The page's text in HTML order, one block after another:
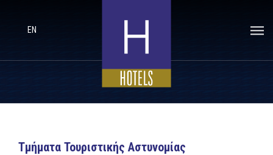
EN
Τμήματα Τουριστικής Αστυνομίας